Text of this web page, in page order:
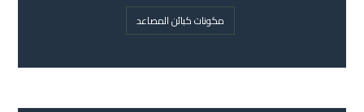
مكونات كبائن المصاعد